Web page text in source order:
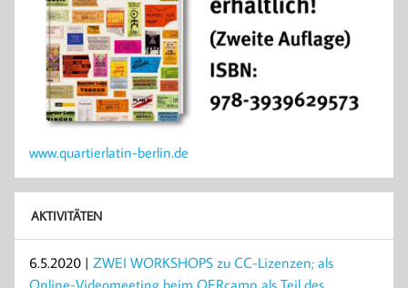
www.quartierlatin-berlin.de
AKTIVITÄTEN
6.5.2020 | ZWEI WORKSHOPS zu CC-Lizenzen; als